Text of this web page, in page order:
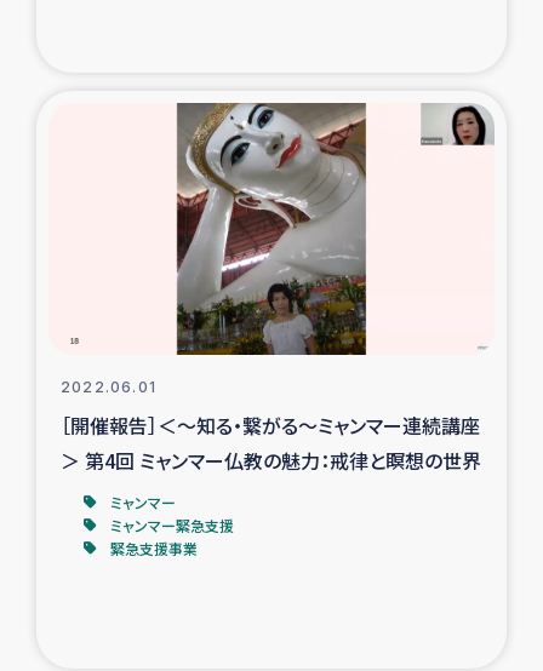
2022.06.01
［開催報告］＜～知る・繋がる～ミャンマー連続講座
＞ 第4回 ミャンマー仏教の魅力：戒律と瞑想の世界
ミャンマー
ミャンマー緊急支援
緊急支援事業